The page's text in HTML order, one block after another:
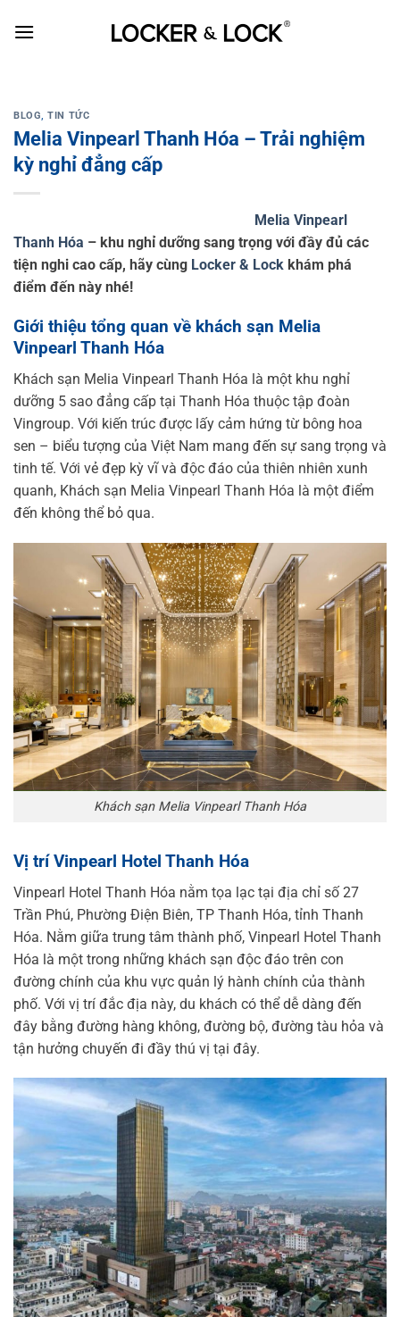
BLOG,TIN TỨC
Melia Vinpearl Thanh Hóa – Trải nghiệm
kỳ nghỉ đẳng cấp
Melia Vinpearl
Thanh Hóa – khu nghỉ dưỡng sang trọng với đầy đủ các
tiện nghi cao cấp, hãy cùng Locker & Lock khám phá
điểm đến này nhé!
Giới thiệu tổng quan về khách sạn Melia
Vinpearl Thanh Hóa
Khách sạn Melia Vinpearl Thanh Hóa là một khu nghỉ
dưỡng 5 sao đẳng cấp tại Thanh Hóa thuộc tập đoàn
Vingroup. Với kiến trúc được lấy cảm hứng từ bông hoa
sen – biểu tượng của Việt Nam mang đến sự sang trọng và
tinh tế. Với vẻ đẹp kỳ vĩ và độc đáo của thiên nhiên xunh
quanh, Khách sạn Melia Vinpearl Thanh Hóa là một điểm
đến không thể bỏ qua.
Khách sạn Melia Vinpearl Thanh Hóa
Vị trí Vinpearl Hotel Thanh Hóa
Vinpearl Hotel Thanh Hóa nằm tọa lạc tại địa chỉ số 27
Trần Phú, Phường Điện Biên, TP Thanh Hóa, tỉnh Thanh
Hóa. Nằm giữa trung tâm thành phố, Vinpearl Hotel Thanh
Hóa là một trong những khách sạn độc đáo trên con
đường chính của khu vực quản lý hành chính của thành
phố. Với vị trí đắc địa này, du khách có thể dễ dàng đến
đây bằng đường hàng không, đường bộ, đường tàu hỏa và
tận hưởng chuyến đi đầy thú vị tại đây.